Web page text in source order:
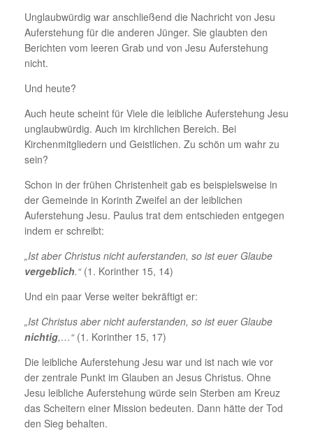
Unglaubwürdig war anschließend die Nachricht von Jesu
Auferstehung für die anderen Jünger. Sie glaubten den
Berichten vom leeren Grab und von Jesu Auferstehung
nicht.
Und heute?
Auch heute scheint für Viele die leibliche Auferstehung Jesu
unglaubwürdig. Auch im kirchlichen Bereich. Bei
Kirchenmitgliedern und Geistlichen. Zu schön um wahr zu
sein?
Schon in der frühen Christenheit gab es beispielsweise in
der Gemeinde in Korinth Zweifel an der leiblichen
Auferstehung Jesu. Paulus trat dem entschieden entgegen
indem er schreibt:
„Ist aber Christus nicht auferstanden, so ist euer Glaube
vergeblich.“(1. Korinther 15, 14)
Und ein paar Verse weiter bekräftigt er:
„Ist Christus aber nicht auferstanden, so ist euer Glaube
nichtig,…“(1. Korinther 15, 17)
Die leibliche Auferstehung Jesu war und ist nach wie vor
der zentrale Punkt im Glauben an Jesus Christus. Ohne
Jesu leibliche Auferstehung würde sein Sterben am Kreuz
das Scheitern einer Mission bedeuten. Dann hätte der Tod
den Sieg behalten.